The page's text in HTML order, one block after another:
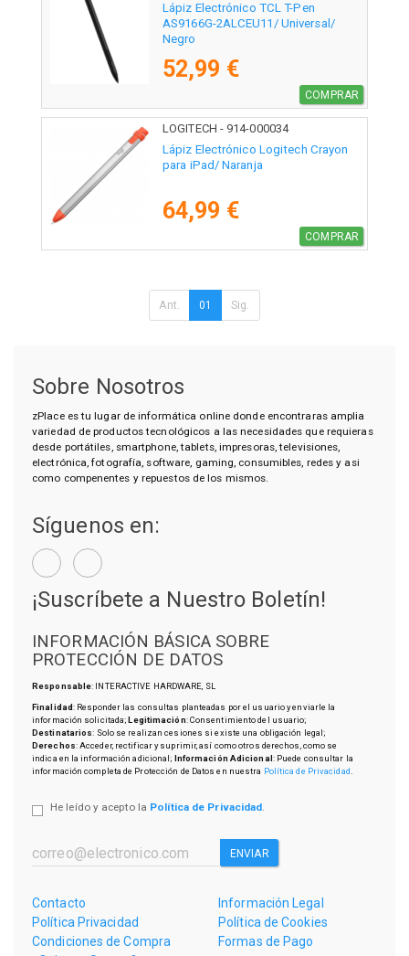
Lápiz Electrónico TCL T-Pen
AS9166G-2ALCEU11/ Universal/
Negro
52,99 €
COMPRAR
LOGITECH - 914-000034
Lápiz Electrónico Logitech Crayon
para iPad/ Naranja
64,99 €
COMPRAR
Ant. 01 Sig.
Sobre Nosotros
zPlace es tu lugar de informática online donde encontraras amplia
variedad de productos tecnológicos a las necesidades que requieras
desde portátiles, smartphone, tablets, impresoras, televisiones,
electrónica, fotografía, software, gaming, consumibles, redes y asi
como compenentes y repuestos de los mismos.
Síguenos en:
¡Suscríbete a Nuestro Boletín!
INFORMACIÓN BÁSICA SOBRE
PROTECCIÓN DE DATOS
Responsable: INTERACTIVE HARDWARE, SL
Finalidad: Responder las consultas planteadas por el usuario y enviarle la
información solicitada;Legitimación: Consentimiento del usuario;
Destinatarios: Solo se realizan cesiones si existe una obligación legal;
Derechos: Acceder, rectificar y suprimir, así como otros derechos, como se
indica en la información adicional; Información Adicional: Puede consultar la
información completa de Protección de Datos en nuestra Política de Privacidad
He leído y acepto la Política de Privacidad.
ENVIAR
Contacto
Información Legal
Política Privacidad
Política de Cookies
Condiciones de Compra
Formas de Pago